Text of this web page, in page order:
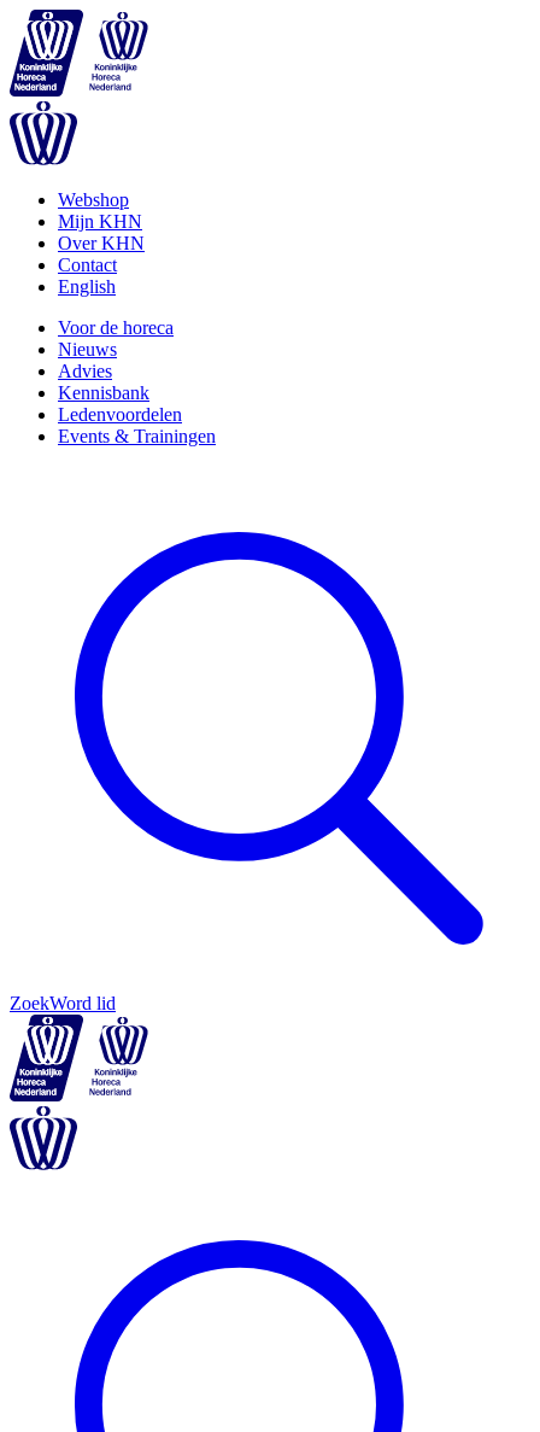
Webshop
Mijn KHN
Over KHN
Contact
English
Voor de horeca
Nieuws
Advies
Kennisbank
Ledenvoordelen
Events & Trainingen
ZoekWord lid